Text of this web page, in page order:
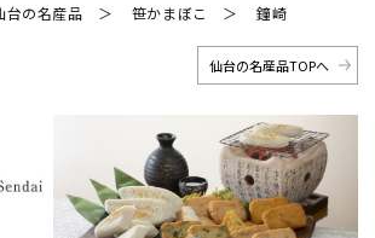
台の名産品 ＞ 笹かまぼこ ＞ 鐘崎
仙台の名産品TOPへ